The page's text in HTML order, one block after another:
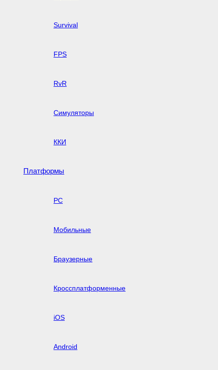
Survival
FPS
RvR
Симуляторы
ККИ
Платформы
PC
Мобильные
Браузерные
Кроссплатформенные
iOS
Android